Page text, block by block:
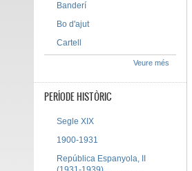
Banderí
Bo d'ajut
Cartell
Veure més
PERÍODE HISTÒRIC
Segle XIX
1900-1931
República Espanyola, II